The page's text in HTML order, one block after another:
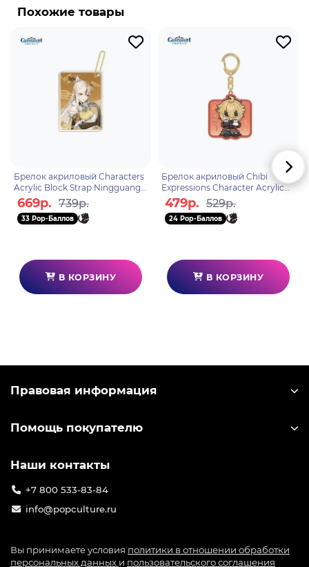
Гань Юй - играбельный Крио персонаж в
лучница сразу поселилась в сердцах миллионов
игроков в "Genshin". Но ее милый вид это не
главный козырь в ее рукаве, благодаря
уникальным способностям данный персонаж
может противостоять как обычным группам
врагов, так и самым сильным боссам игры.
Похожие товары
Брелок акриловый Characters
Acrylic Block Strap Ningguang
6974696611366
669р. 739р.
33 Pop-Баллов
В КОРЗИНУ
Брелок акриловый Chibi
Expressions Character Acrylic
Keychain Thoma 6974696611342
479р. 529р.
24 Pop-Баллов
В КОРЗИНУ
Правовая информация
Помощь покупателю
Наши контакты
+7 800 533-83-84
info@popculture.ru
Вы принимаете условия политики в отношении обработки
персональных данных и пользовательского соглашения